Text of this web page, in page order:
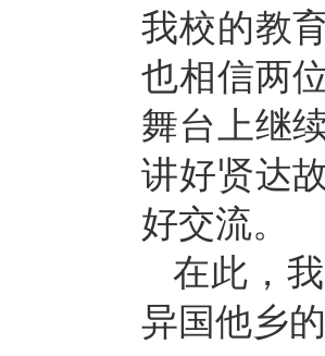
我校的教
也相信两
舞台上继
讲好贤达
好交流。
在此，
异国他乡